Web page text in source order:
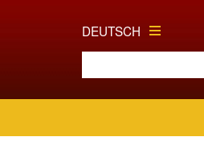
DEUTSCH